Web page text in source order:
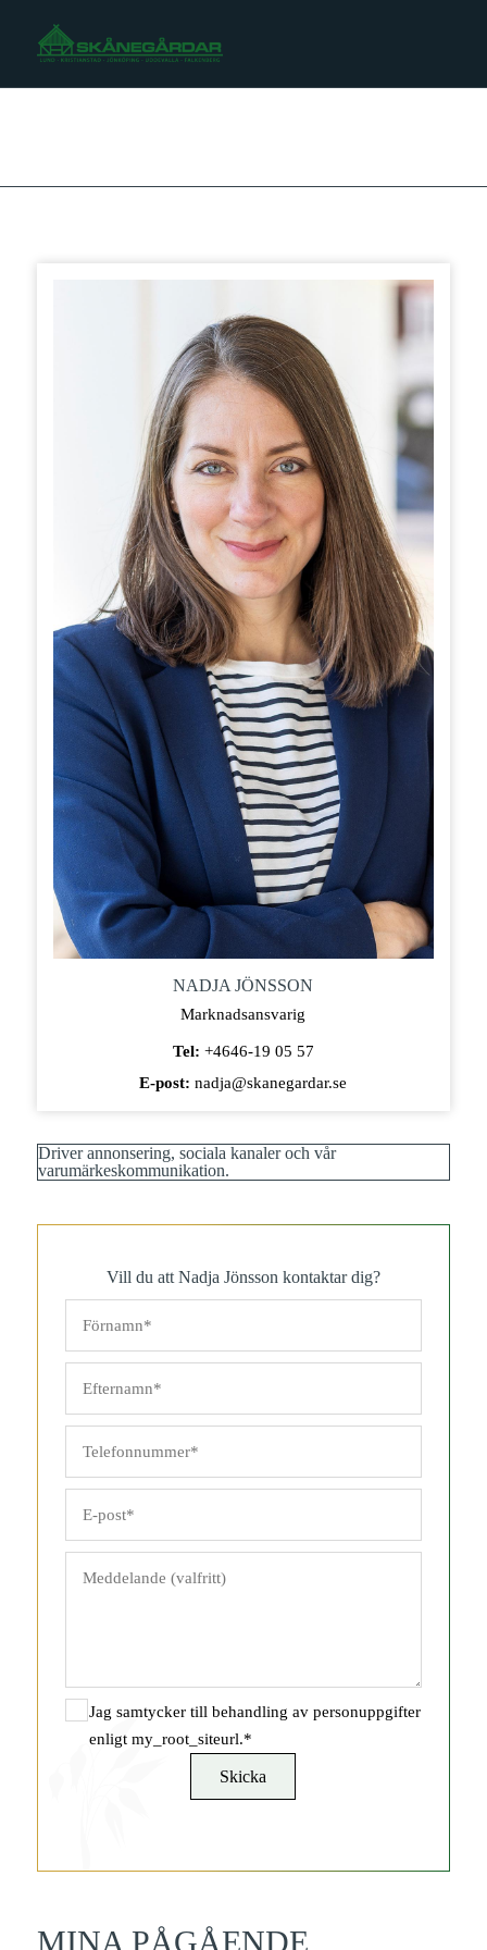
NADJA JÖNSSON
Marknadsansvarig
Tel: +4646-19 05 57
E-post: nadja@skanegardar.se
Driver annonsering, sociala kanaler och vår
varumärkeskommunikation.
Vill du att Nadja Jönsson kontaktar dig?
Jag samtycker till behandling av personuppgifter
enligt my_root_siteurl.*
MINA PÅGÅENDE